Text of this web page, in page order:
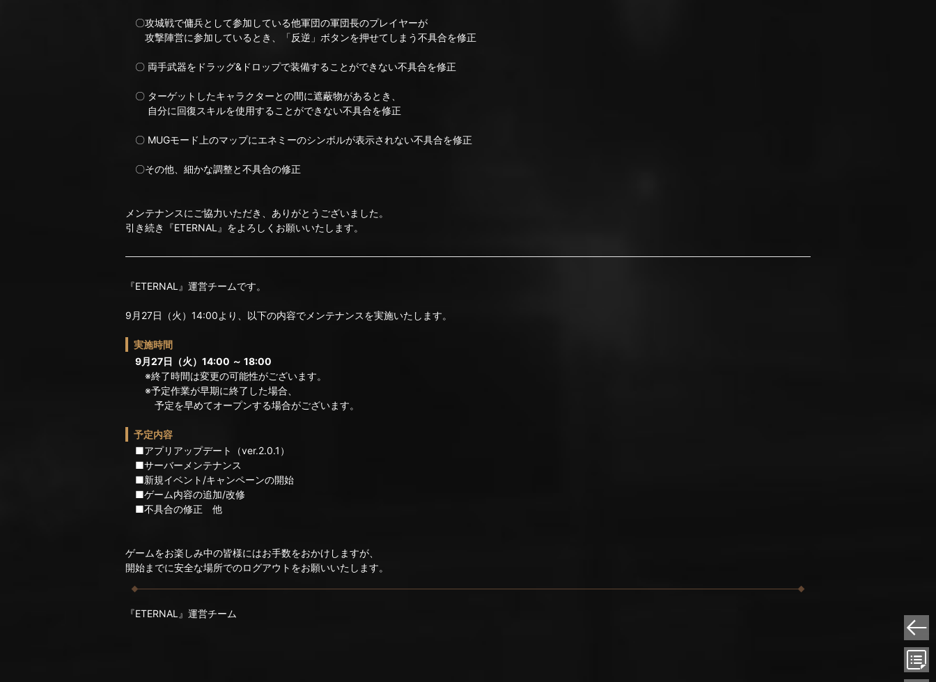
〇攻城戦で傭兵として参加している他軍団の軍団長のプレイヤーが
攻撃陣営に参加しているとき、「反逆」ボタンを押せてしまう不具合を修正
〇 両手武器をドラッグ&ドロップで装備することができない不具合を修正
〇 ターゲットしたキャラクターとの間に遮蔽物があるとき、
自分に回復スキルを使用することができない不具合を修正
〇 MUGモード上のマップにエネミーのシンボルが表示されない不具合を修正
〇その他、細かな調整と不具合の修正
メンテナンスにご協力いただき、ありがとうございました。
引き続き『ETERNAL』をよろしくお願いいたします。
『ETERNAL』運営チームです。
9月27日（火）14:00より、以下の内容でメンテナンスを実施いたします。
実施時間
9月27日（火）14:00 ～ 18:00
※終了時間は変更の可能性がございます。
※予定作業が早期に終了した場合、
予定を早めてオープンする場合がございます。
予定内容
■アプリアップデート（ver.2.0.1）
■サーバーメンテナンス
■新規イベント/キャンペーンの開始
■ゲーム内容の追加/改修
■不具合の修正 他
ゲームをお楽しみ中の皆様にはお手数をおかけしますが、
開始までに安全な場所でのログアウトをお願いいたします。
『ETERNAL』運営チーム